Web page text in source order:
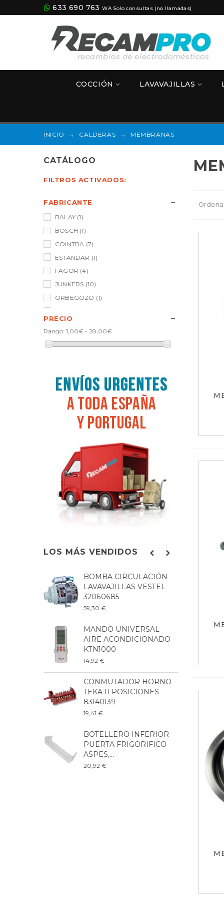
633 690 763 WA Solo consultas (no llamadas)
COCCIÓN LAVAVAJILLAS
INICIO → CALDERAS → MEMBRANAS
CATÁLOGO
FILTROS ACTIVADOS:
FABRICANTE
BALAY (1)
BOSCH (1)
COINTRA (7)
ESTANDAR (1)
FAGOR (4)
JUNKERS (10)
ORBEGOZO (1)
PRECIO
Rango: 1,00€ - 28,00€
LOS MÁS VENDIDOS
BOMBA CIRCULACIÓN
LAVAVAJILLAS VESTEL
32060685
59,30 €
MANDO UNIVERSAL
AIRE ACONDICIONADO
KTN1000
14,92 €
CONMUTADOR HORNO
TEKA 11 POSICIONES
83140139
19,41 €
BOTELLERO INFERIOR
PUERTA FRIGORIFICO
ASPES,...
20,92 €